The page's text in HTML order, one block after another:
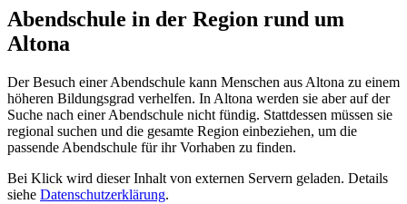
Abendschule in der Region rund um
Altona
Der Besuch einer Abendschule kann Menschen aus Altona zu einem
höheren Bildungsgrad verhelfen. In Altona werden sie aber auf der
Suche nach einer Abendschule nicht fündig. Stattdessen müssen sie
regional suchen und die gesamte Region einbeziehen, um die
passende Abendschule für ihr Vorhaben zu finden.
Bei Klick wird dieser Inhalt von externen Servern geladen. Details
siehe Datenschutzerklärung.